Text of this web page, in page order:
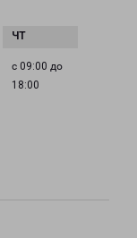
с 09:00 до
18:00